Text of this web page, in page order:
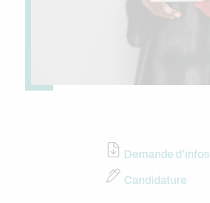
Demande d’infos
Candidature